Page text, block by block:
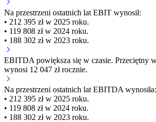
Na przestrzeni ostatnich lat EBIT wynosił:
• 212 395 zł w 2025 roku.
• 119 808 zł w 2024 roku.
• 188 302 zł w 2023 roku.
EBITDA powiększa się w czasie. Przeciętny
wynosi 12 047 zł rocznie.
Na przestrzeni ostatnich lat EBITDA wynosiła:
• 212 395 zł w 2025 roku.
• 119 808 zł w 2024 roku.
• 188 302 zł w 2023 roku.